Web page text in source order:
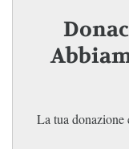
La tua donazione